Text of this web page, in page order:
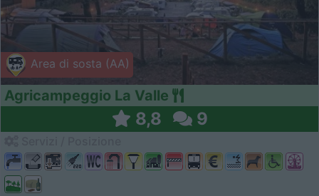
Area di sosta (AA)
Agricampeggio La Valle
8,8 9